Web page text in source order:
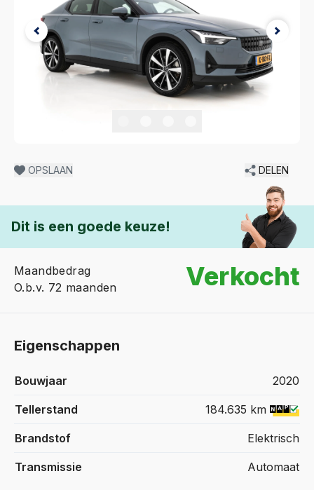
OPSLAAN DELEN
Dit is een goede keuze!
Maandbedrag
O.b.v. 72 maanden
Verkocht
Eigenschappen
Bouwjaar 2020
Tellerstand 184.635 km
Brandstof Elektrisch
Transmissie Automaat